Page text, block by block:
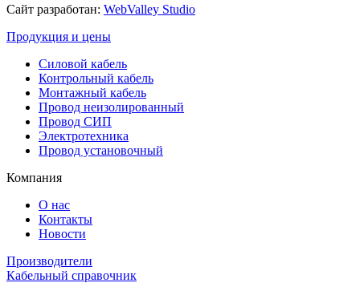
Сайт разработан: WebValley Studio
Продукция и цены
Силовой кабель
Контрольный кабель
Монтажный кабель
Провод неизолированный
Провод СИП
Электротехника
Провод установочный
Компания
О нас
Контакты
Новости
Производители
Кабельный справочник